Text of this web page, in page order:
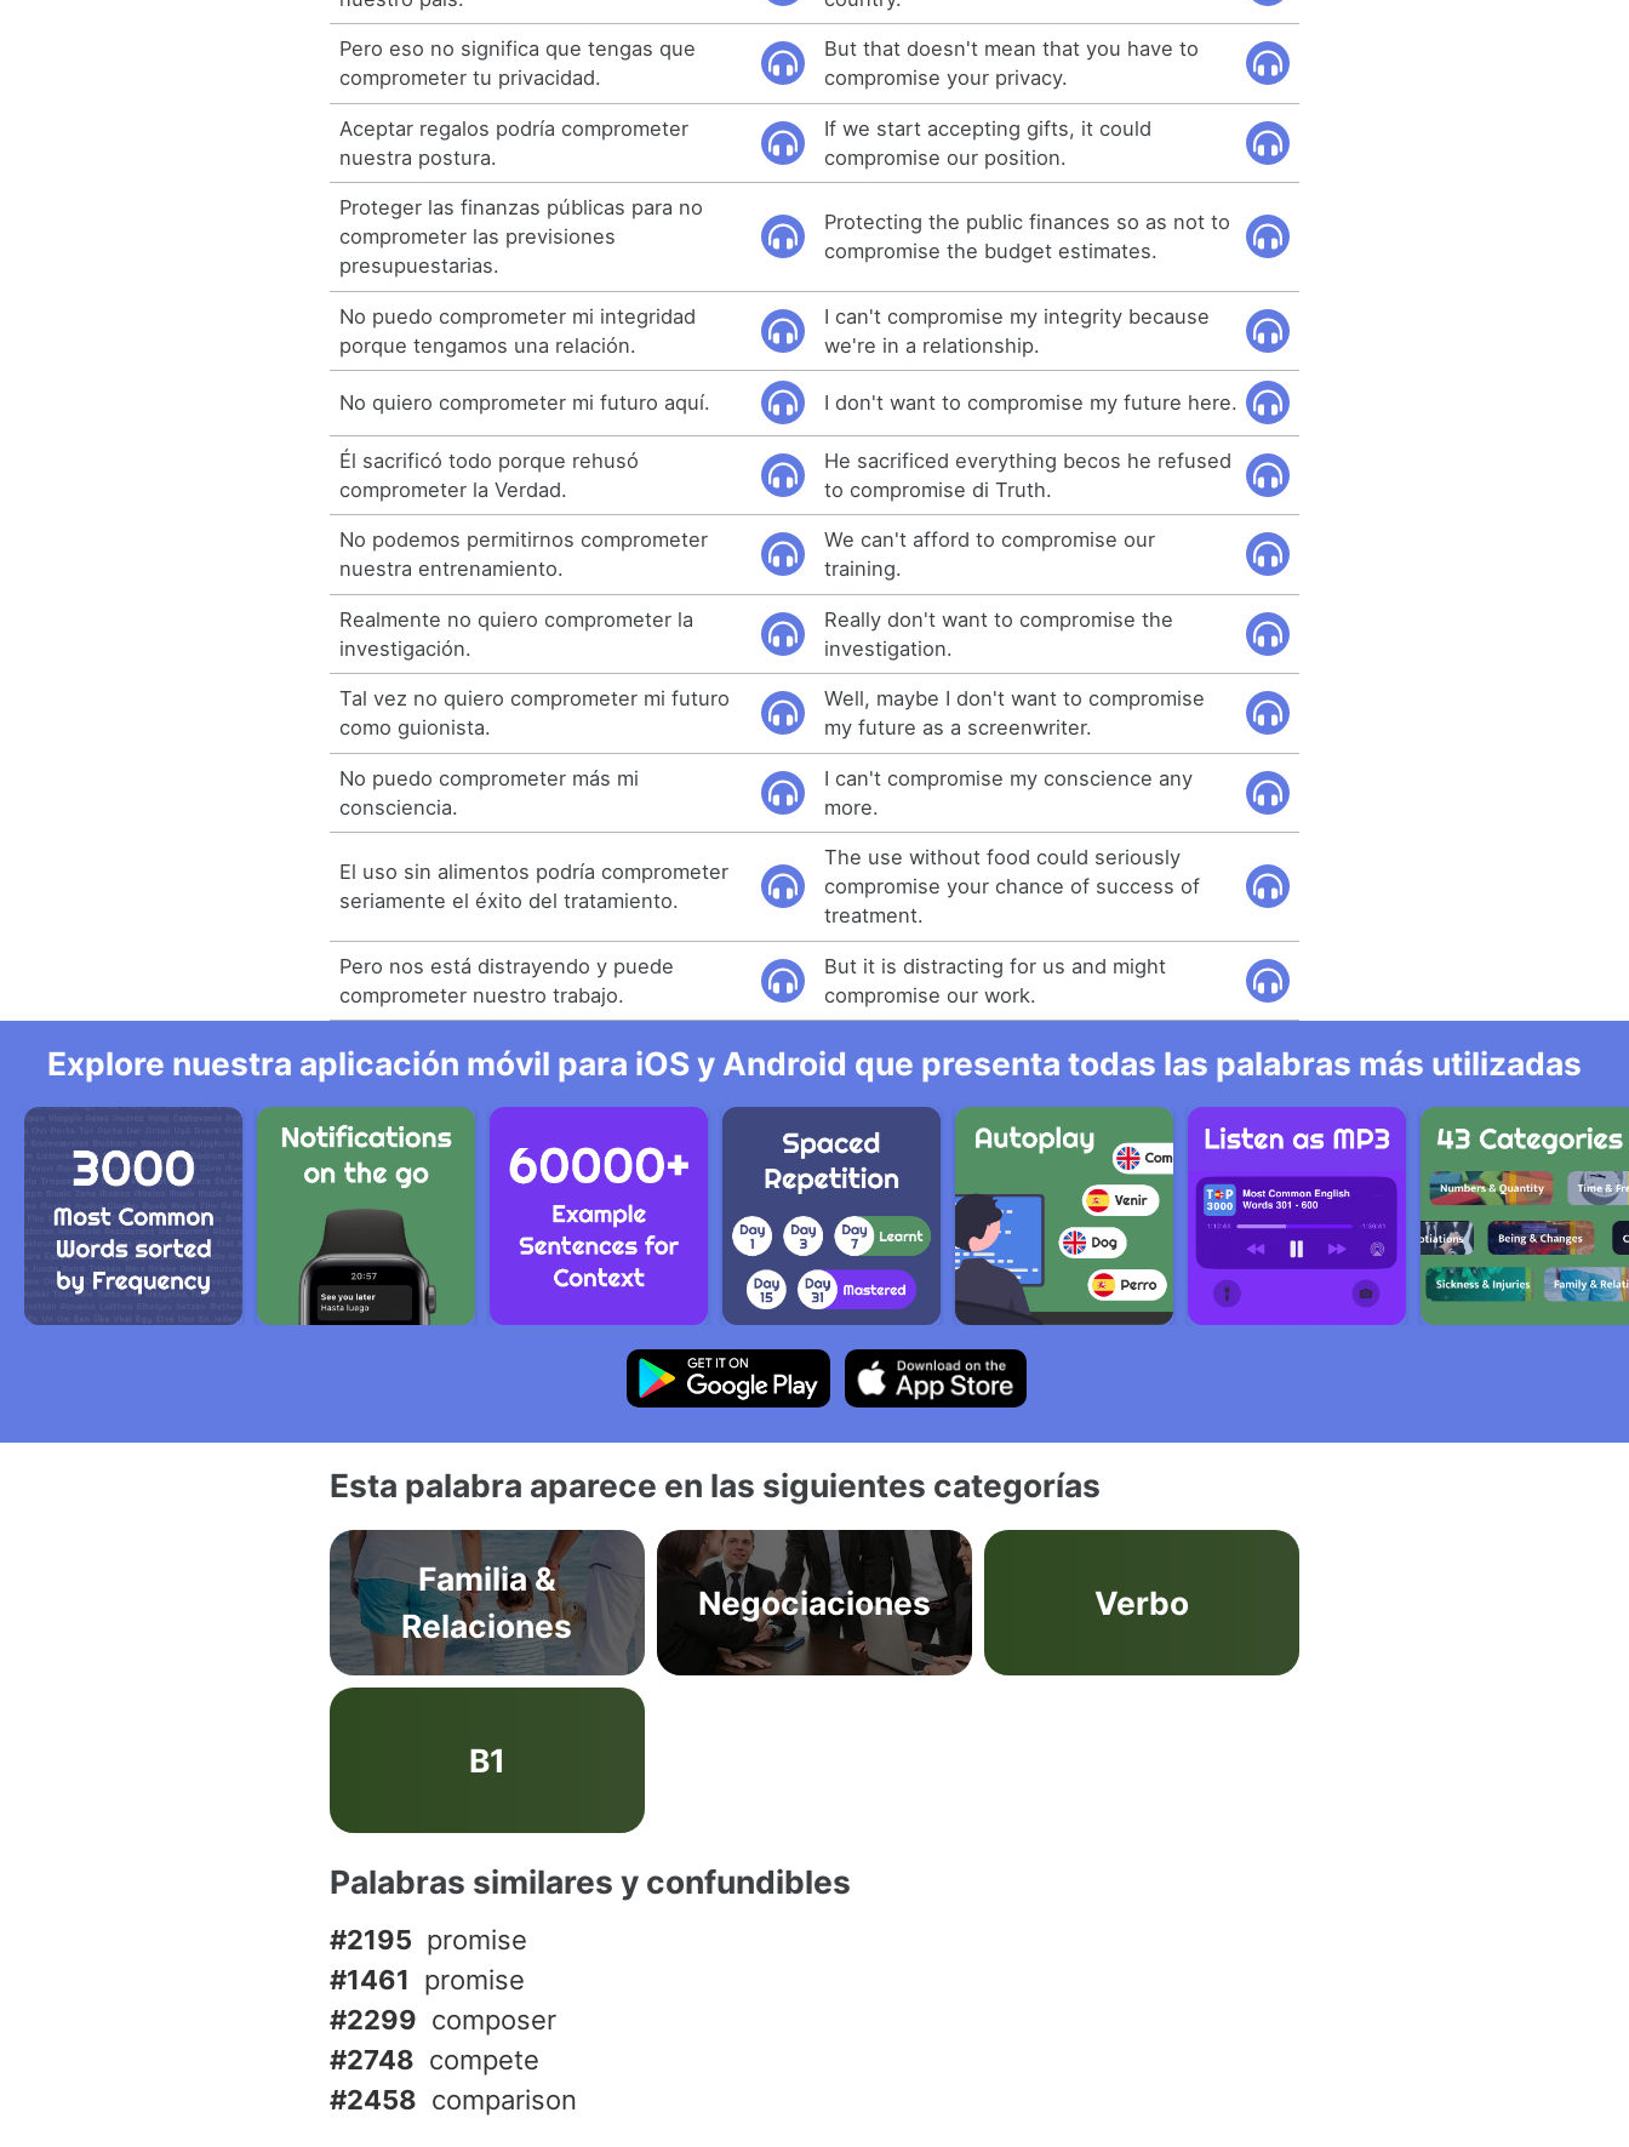
Pero eso no significa que tengas que
comprometer tu privacidad.
But that doesn't mean that you have to
compromise your privacy.
Aceptar regalos podría comprometer
nuestra postura.
If we start accepting gifts, it could
compromise our position.
Proteger las finanzas públicas para no
comprometer las previsiones
presupuestarias.
Protecting the public finances so as not to
compromise the budget estimates.
No puedo comprometer mi integridad
porque tengamos una relación.
I can't compromise my integrity because
we're in a relationship.
No quiero comprometer mi futuro aquí. I don't want to compromise my future here.
Él sacrificó todo porque rehusó
comprometer la Verdad.
He sacrificed everything becos he refused
to compromise di Truth.
No podemos permitirnos comprometer
nuestra entrenamiento.
We can't afford to compromise our
training.
Realmente no quiero comprometer la
investigación.
Really don't want to compromise the
investigation.
Tal vez no quiero comprometer mi futuro
como guionista.
Well, maybe I don't want to compromise
my future as a screenwriter.
No puedo comprometer más mi
consciencia.
I can't compromise my conscience any
more.
El uso sin alimentos podría comprometer
seriamente el éxito del tratamiento.
The use without food could seriously
compromise your chance of success of
treatment.
Pero nos está distrayendo y puede
comprometer nuestro trabajo.
But it is distracting for us and might
compromise our work.
Explore nuestra aplicación móvil para iOS y Android que presenta todas las palabras más utilizadas
Esta palabra aparece en las siguientes categorías
Familia &
Relaciones
Negociaciones Verbo
B1
Palabras similares y confundibles
#2195 promise
#1461 promise
#2299 composer
#2748 compete
#2458 comparison